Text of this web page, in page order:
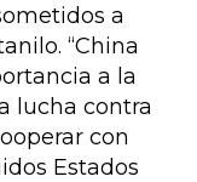
a
“China
a la
lucha contra
con
Estados